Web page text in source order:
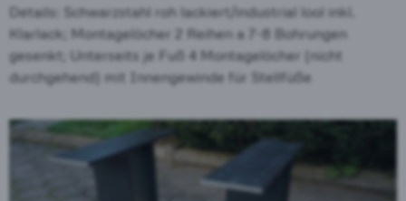
Details: Schwarzstahl roh lackiert/industrial lool inkl.
Klarlack; Montagelöcher 2 Reihen a 7-8 Bohrungen
gesenkt; Unterseits je Fuß 4 Montagelöcher (nicht
durchgehend) mit Innengewinde für Stellfüße